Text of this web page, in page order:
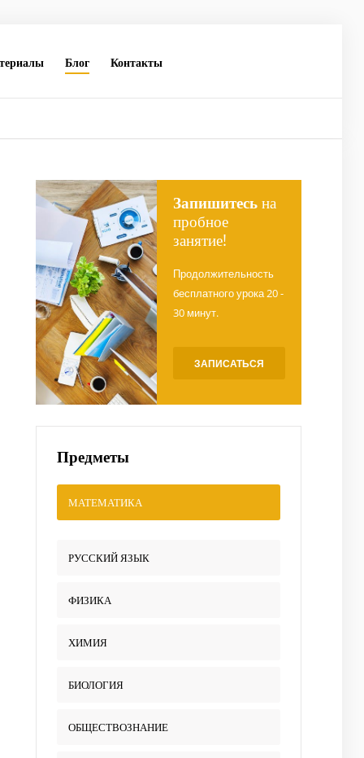
Блог Контакты
Запишитесьна
пробное
занятие!
Продолжительность
бесплатного урока 20 -
30 минут.
ЗАПИСАТЬСЯ
Предметы
МАТЕМАТИКА
РУССКИЙ ЯЗЫК
ФИЗИКА
ХИМИЯ
БИОЛОГИЯ
ОБЩЕСТВОЗНАНИЕ